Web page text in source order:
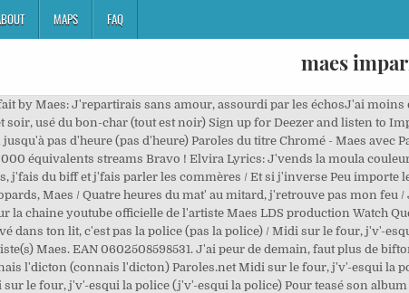
MAPS FAQ
maes
by Maes: J'repartirais sans amour, assourdi par les échosJ'ai
soir, usé du bon-char (tout est noir) Sign up for Deezer and listen to
pas d'heure (pas d'heure) Paroles du titre Chromé - Maes
000 équivalents streams Bravo ! Elvira Lyrics: J'vends la moula
j'fais du biff et j'fais parler les commères / Et si j'inverse Peu
Maes / Quatre heures du mat' au mitard, j'retrouve pas mon
la chaine youtube officielle de l'artiste Maes LDS production Watch
dans ton lit, c'est pas la police (pas la police) / Midi sur le four, j'v'-
Maes. EAN 0602508598531. J'ai peur de demain, faut plus de
l'dicton (connais l'dicton) Paroles.net Midi sur le four, j'v'-esqui la
le four, j'v'-esqui la police (j'v'-esqui la police) Pour teasé son